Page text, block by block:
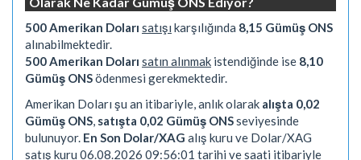
500 Amerikan Doları satışı karşılığında 8,15 Gümüş ONS
alınabilmektedir.
500 Amerikan Doları satın alınmak istendiğinde ise 8,10
Gümüş ONSödenmesi gerekmektedir.
Amerikan Doları şu an itibariyle, anlık olarak alışta 0,02
Gümüş ONS satışta 0,02 Gümüş ONSseviyesinde
bulunuyor. En Son Dolar/XAG alış kuru ve Dolar/XAG
satış kuru 06.08.2026 09:56:01 tarihi ve saati itibariyle